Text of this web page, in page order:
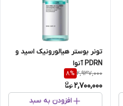
تونر بوستر هیالورونیک اسید و
PDRN آنوا
2,937,000
8%
2,700,000
افزودن به سبد